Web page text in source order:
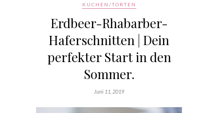
KUCHEN/TORTEN
Erdbeer-Rhabarber-
Haferschnitten | Dein
perfekter Start in den
Sommer.
Juni 11, 2019